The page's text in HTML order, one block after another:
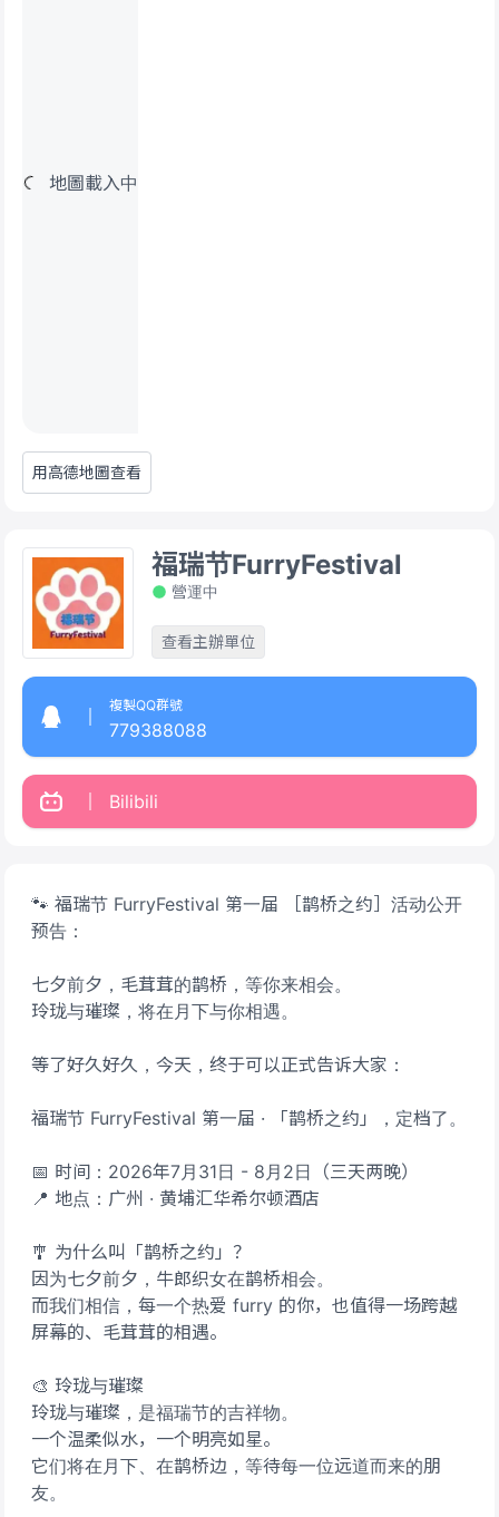
地圖載入中
用高德地圖查看
🐾 福瑞节 FurryFestival 第一届 ［鹊桥之约］活动公开
预告：
七夕前夕，毛茸茸的鹊桥，等你来相会。
玲珑与璀璨，将在月下与你相遇。
等了好久好久，今天，终于可以正式告诉大家：
福瑞节 FurryFestival 第一届 · 「鹊桥之约」，定档了。
📅 时间：2026年7月31日 - 8月2日（三天两晚）
📍 地点：广州 · 黄埔汇华希尔顿酒店
🎐 为什么叫「鹊桥之约」？
因为七夕前夕，牛郎织女在鹊桥相会。
而我们相信，每一个热爱 furry 的你，也值得一场跨越
屏幕的、毛茸茸的相遇。
🎨 玲珑与璀璨
玲珑与璀璨，是福瑞节的吉祥物。
一个温柔似水，一个明亮如星。
它们将在月下、在鹊桥边，等待每一位远道而来的朋
友。
福瑞节FurryFestival
營運中
查看主辦單位
複製QQ群號
779388088
Bilibili